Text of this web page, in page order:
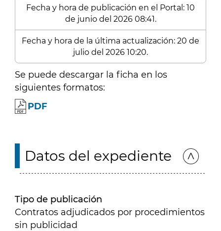
Fecha y hora de publicación en el Portal: 10
de junio del 2026 08:41.
Fecha y hora de la última actualización: 20 de
julio del 2026 10:20.
Se puede descargar la ficha en los
siguientes formatos:
PDF
Datos del expediente
Tipo de publicación
Contratos adjudicados por procedimientos
sin publicidad